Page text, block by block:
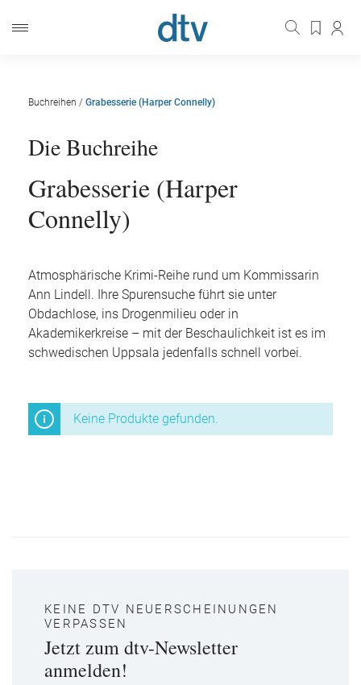
Buchreihen / Grabesserie (Harper Connelly)
Die Buchreihe
Grabesserie (Harper
Connelly)
Atmosphärische Krimi-Reihe rund um Kommissarin
Ann Lindell. Ihre Spurensuche führt sie unter
Obdachlose, ins Drogenmilieu oder in
Akademikerkreise – mit der Beschaulichkeit ist es im
schwedischen Uppsala jedenfalls schnell vorbei.
Keine Produkte gefunden.
KEINE DTV NEUERSCHEINUNGEN
VERPASSEN
Jetzt zum dtv-Newsletter
anmelden!